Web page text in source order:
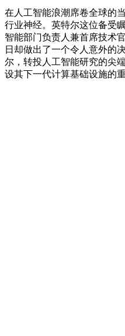
在人工智能浪潮席卷全球的
行业神经。英特尔这位备受
智能部门负责人兼首席技术
日却做出了一个令人意外的
尔，转投人工智能研究的尖
设其下一代计算基础设施的重